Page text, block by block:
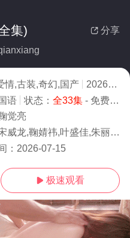
 分享
集)
情,古装,奇幻,国产 2026
5.0
语 状态： 全33集- 免费在线观看
觉亮
龙,鞠婧祎,叶盛佳,朱丽岚,刘梦芮,何中华,张志浩,林艾泇,郑合惠子,赵华为,梁咏
： 2026-07-15
 极速观看